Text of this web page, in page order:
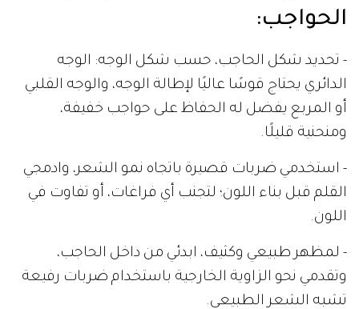
الحواجب:
- تحديد شكل الحاجب، حسب شكل الوجه: الوجه
الدائري يحتاج قوسًا عاليًا لإطالة الوجه، والوجه القلبي
أو المربع يفضل له الحفاظ على حواجب خفيفة،
ومنحنية قليلًا.
- استخدمي ضربات قصيرة باتجاه نمو الشعر، وادمجي
القلم قبل بناء اللون؛ لتجنب أي فراغات، أو تفاوت في
اللون.
- لمظهر طبيعي وكثيف، ابدئي من داخل الحاجب،
وتقدمي نحو الزاوية الخارجية باستخدام ضربات رفيعة
تشبه الشعر الطبيعي.